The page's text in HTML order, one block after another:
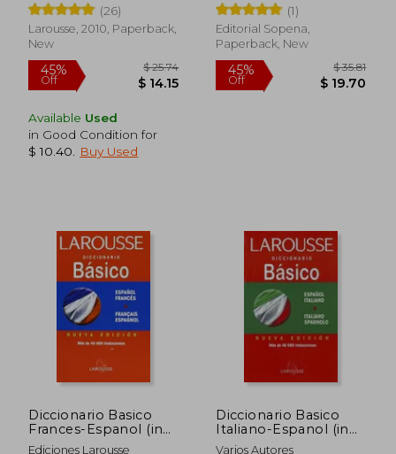
(26)
Larousse, 2010, Paperback,
New
45%
Available Used
in Good Condition for
$ 10.40
Buy Used
(1)
Editorial Sopena,
Paperback, New
45%
Off
Diccionario Basico
Frances-Espanol (in
Spanish)
Ediciones Larousse
Diccionario Basico
Italiano-Espanol (in
Spanish)
Varios Autores